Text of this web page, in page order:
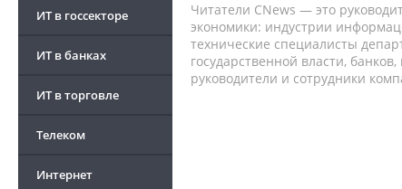
ИТ в госсекторе
ИТ в банках
ИТ в торговле
Телеком
Интернет
Читатели CNews — это
экономики: индустрии
технические специалисты
государственной власти,
руководители и сотрудники